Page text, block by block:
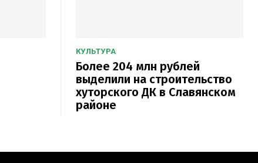
КУЛЬТУРА
Более 204 млн рублей
выделили на строительство
хуторского ДК в Славянском
районе